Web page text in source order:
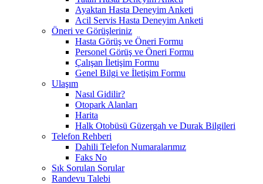
Ayaktan Hasta Deneyim Anketi
Acil Servis Hasta Deneyim Anketi
Öneri ve Görüşleriniz
Hasta Görüş ve Öneri Formu
Personel Görüş ve Öneri Formu
Çalışan İletişim Formu
Genel Bilgi ve İletişim Formu
Ulaşım
Nasıl Gidilir?
Otopark Alanları
Harita
Halk Otobüsü Güzergah ve Durak Bilgileri
Telefon Rehberi
Dahili Telefon Numaralarımız
Faks No
Sık Sorulan Sorular
Randevu Talebi